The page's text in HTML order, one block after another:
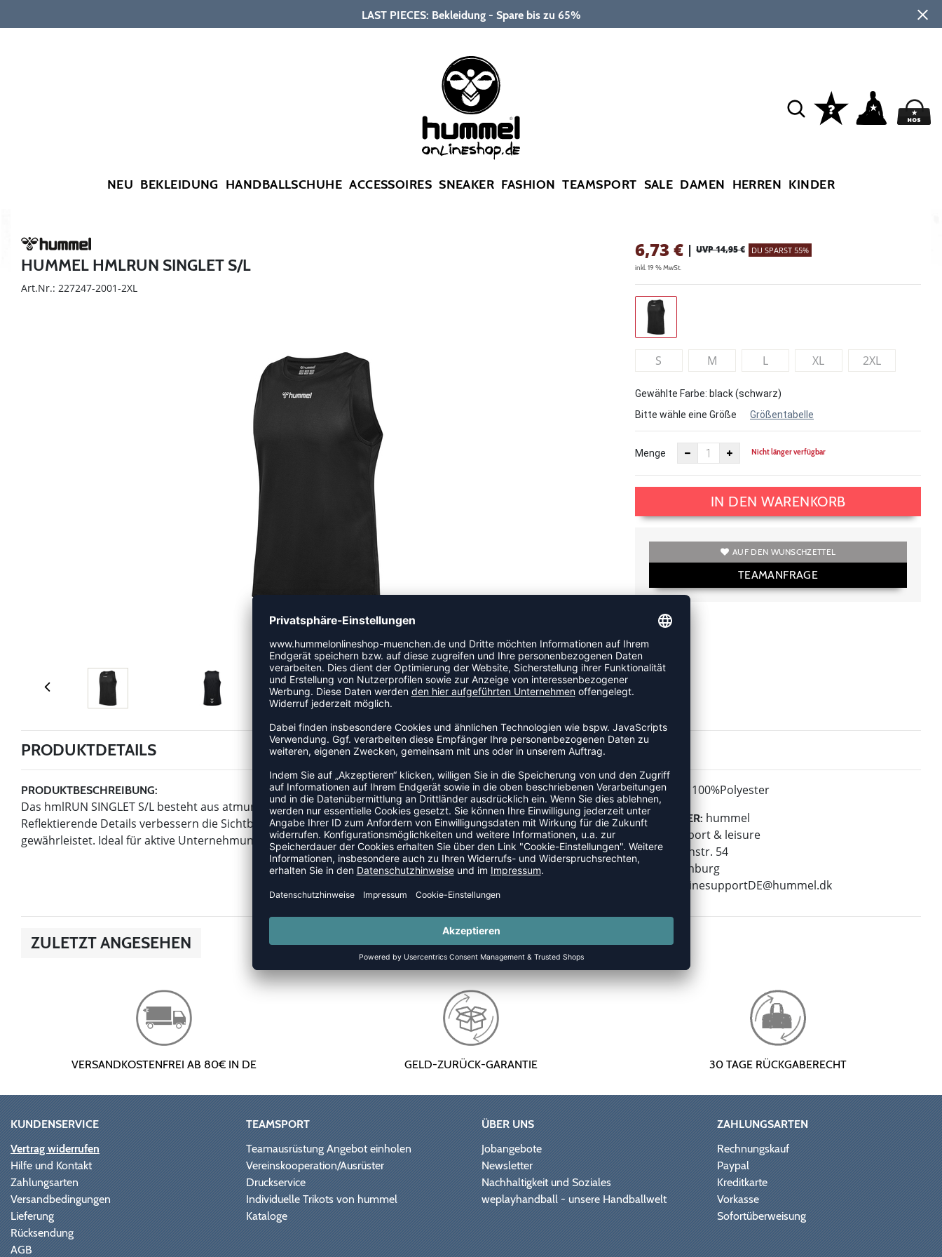
LAST PIECES: Bekleidung - Spare bis zu 65%
NEU BEKLEIDUNG HANDBALLSCHUHE ACCESSOIRES SNEAKER FASHION TEAMSPORT SALE DAMEN HERREN KINDER
HUMMEL HMLRUN SINGLET S/L
Art.Nr.: 227247-2001-2XL
6,73 € | UVP 14,95 € DU SPARST 55%
inkl. 19 % MwSt.
S M L XL 2XL
Gewählte Farbe: black (schwarz)
Bitte wähle eine Größe
Größentabelle
Menge Nicht länger verfügbar
IN DEN WARENKORB
AUF DEN WUNSCHZETTEL
TEAMANFRAGE
PRODUKTDETAILS
PRODUKTBESCHREIBUNG:
Das hmlRUN SINGLET S/L besteht aus atmungsaktivem Material, das dich trocken und bequem hält.
Reflektierende Details verbessern die Sichtbarkeit, während das leichte Gewebe Bewegungsfreiheit
gewährleistet. Ideal für aktive Unternehmungen, kombiniert dieses Singlet Funktionalität mit Komfort.
MATERIAL: 100%Polyester
HERSTELLER: hummel
hummel sport & leisure
Leverkusenstr. 54
22761 Hamburg
onlinesupportDE@hummel.dk
ZULETZT ANGESEHEN
VERSANDKOSTENFREI AB 80€ IN DE GELD-ZURÜCK-GARANTIE 30 TAGE RÜCKGABERECHT
KUNDENSERVICE
Vertrag widerrufen
Hilfe und Kontakt
Zahlungsarten
Versandbedingungen
Lieferung
Rücksendung
AGB
TEAMSPORT
Teamausrüstung Angebot einholen
Vereinskooperation/Ausrüster
Druckservice
Individuelle Trikots von hummel
Kataloge
ÜBER UNS
Jobangebote
Newsletter
Nachhaltigkeit und Soziales
weplayhandball - unsere Handballwelt
ZAHLUNGSARTEN
Rechnungskauf
Paypal
Kreditkarte
Vorkasse
Sofortüberweisung